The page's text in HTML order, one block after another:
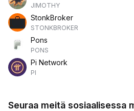
JIMOTHY
StonkBroker
STONKBROKER
Pons
PONS
Pi Network
PI
Seuraa meitä sosiaalisessa